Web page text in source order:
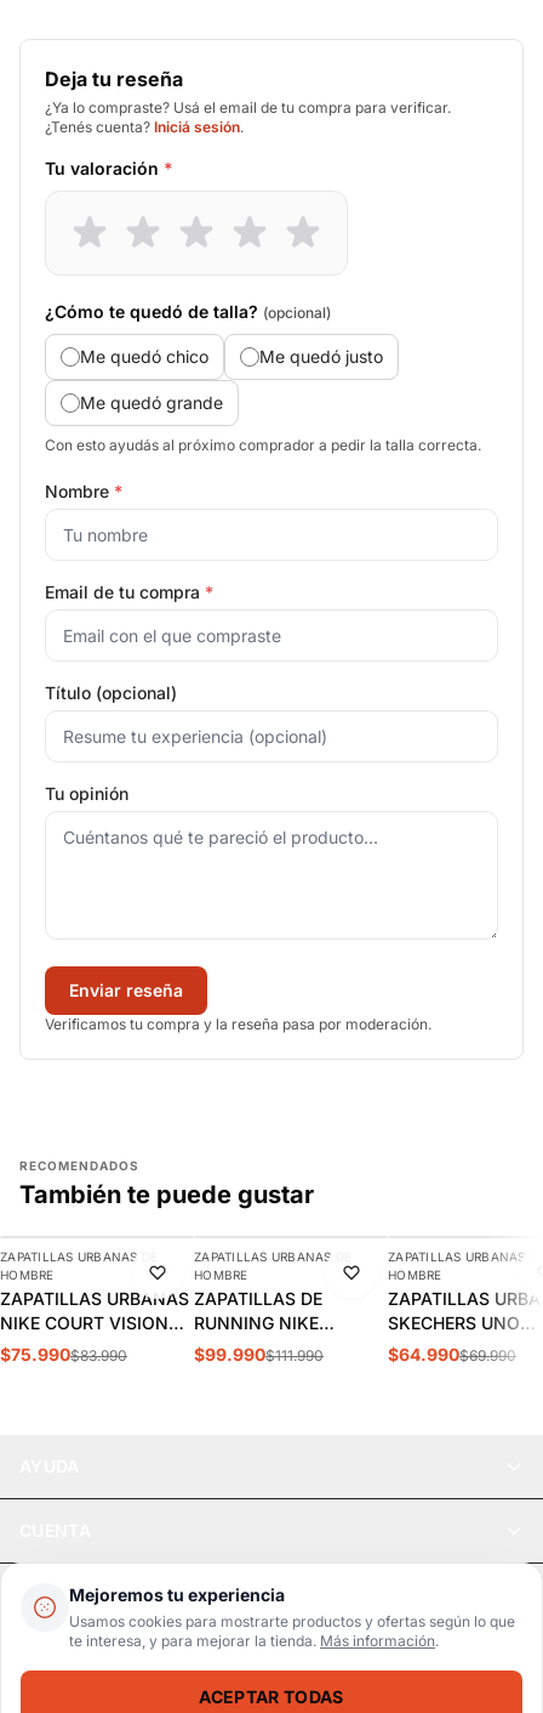
Mejoremos tu experiencia
Usamos cookies para mostrarte productos y ofertas según lo que
te interesa, y para mejorar la tienda. Más información.
ACEPTAR TODAS
Deja tu reseña
¿Ya lo compraste? Usá el email de tu compra para verificar.
¿Tenés cuenta? Iniciá sesión.
Tu valoración *
¿Cómo te quedó de talla? (opcional)
Me quedó chico Me quedó justo
Me quedó grande
Con esto ayudás al próximo comprador a pedir la talla correcta.
Nombre *
Email de tu compra *
Título (opcional)
Tu opinión
Enviar reseña
Verificamos tu compra y la reseña pasa por moderación.
RECOMENDADOS
También te puede gustar
-10%
AGREGAR
ZAPATILLAS URBANAS DE
HOMBRE
ZAPATILLAS URBANAS
NIKE COURT VISION
LOW HOMBRE |
$75.990$83.990
-11%
AGREGAR
ZAPATILLAS URBANAS DE
HOMBRE
ZAPATILLAS DE
RUNNING NIKE
INITIATOR HOMBRE |
$99.990$111.990
-7%
ZAPATILLAS URBANAS
HOMBRE
ZAPATILLAS
SKECHERS UNO
STAND HOMBRE |
$64.990$69.990
LEGAL
Pago seguro SSL / Datos protegidos
Realsport © 2026